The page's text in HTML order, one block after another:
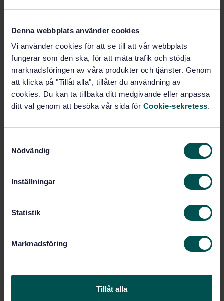
Denna webbplats använder cookies
Vi använder cookies för att se till att vår webbplats
fungerar som den ska, för att mäta trafik och stödja
marknadsföringen av våra produkter och tjänster. Genom
att klicka på "Tillåt alla", tillåter du användning av
cookies. Du kan ta tillbaka ditt medgivande eller anpassa
ditt val genom att besöka vår sida för Cookie-sekretess.
Nödvändig
Inställningar
Statistik
Marknadsföring
Tillåt alla
Köp denna standard
STANDARD
SVENSK STANDARD· SS-EN 15429-1:2007
Sopmaskiner - Del 1: Klassificering och terminologi
Prenumerera på standarden - Läs mer
Pris:943 SEK
Fler alternativ
Språk:
Artikelnummer: STD-63556